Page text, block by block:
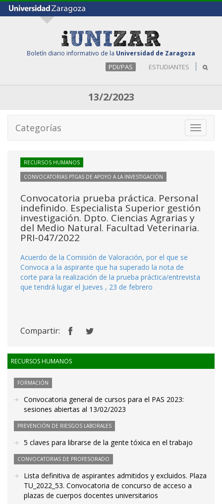
Boletín diario informativo de la Universidad de Zaragoza
PDI/PAS ESTUDIANTES
13/2/2023
Toggle
Categorías
RECURSOS HUMANOS
CONVOCATORIAS PTGAS DE APOYO A LA INVESTIGACIÓN
Convocatoria prueba práctica. Personal
indefinido. Especialista Superior gestión
investigación. Dpto. Ciencias Agrarias y
del Medio Natural. Facultad Veterinaria.
PRI-047/2022
Acuerdo de la Comisión de Valoración, por el que se
Convoca a la aspirante que ha superado la nota de
corte para la realización de la prueba práctica/entrevista
que tendrá lugar el Jueves , 23 de febrero
Compartir:
RECURSOS HUMANOS
FORMACIÓN
Convocatoria general de cursos para el PAS 2023:
sesiones abiertas al 13/02/2023
PREVENCIÓN DE RIESGOS LABORALES
5 claves para librarse de la gente tóxica en el trabajo
CONVOCATORIAS DE PROFESORADO
Lista definitiva de aspirantes admitidos y excluidos. Plaza
TU_2022_53. Convocatoria de concurso de acceso a
plazas de cuerpos docentes universitarios